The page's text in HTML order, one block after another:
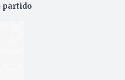
partido